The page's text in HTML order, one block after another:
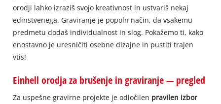
orodji lahko izraziš svojo kreativnost in ustvariš nekaj
edinstvenega. Graviranje je popoln način, da vsakemu
predmetu dodaš individualnost in slog. Pokažemo ti, kako
enostavno je uresničiti osebne dizajne in pustiti trajen
vtis!
Einhell orodja za brušenje in graviranje — pregled
Za uspešne gravirne projekte je odločilen pravilen izbor